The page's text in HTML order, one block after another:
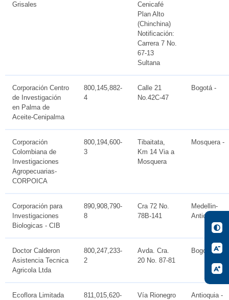
Grisales
Cenicafé
Plan Alto
(Chinchina)
Notificación:
Carrera 7 No.
67-13
Sultana
Corporación Centro
de Investigación
en Palma de
Aceite-Cenipalma
800,145,882-
4
Calle 21
No.42C-47
Bogotá -
Corporación
Colombiana de
Investigaciones
Agropecuarias-
CORPOICA
800,194,600-
3
Tibaitata,
Km 14 Via a
Mosquera
Mosquera -
Corporación para
Investigaciones
Biologicas - CIB
890,908,790-
8
Cra 72 No.
78B-141
Medellin-
Antioquia -
Doctor Calderon
Asistencia Tecnica
Agricola Ltda
800,247,233-
2
Avda. Cra.
20 No. 87-81
Bogotá -
Ecoflora Limitada
811,015,620-
Vía Rionegro
Antioquia -